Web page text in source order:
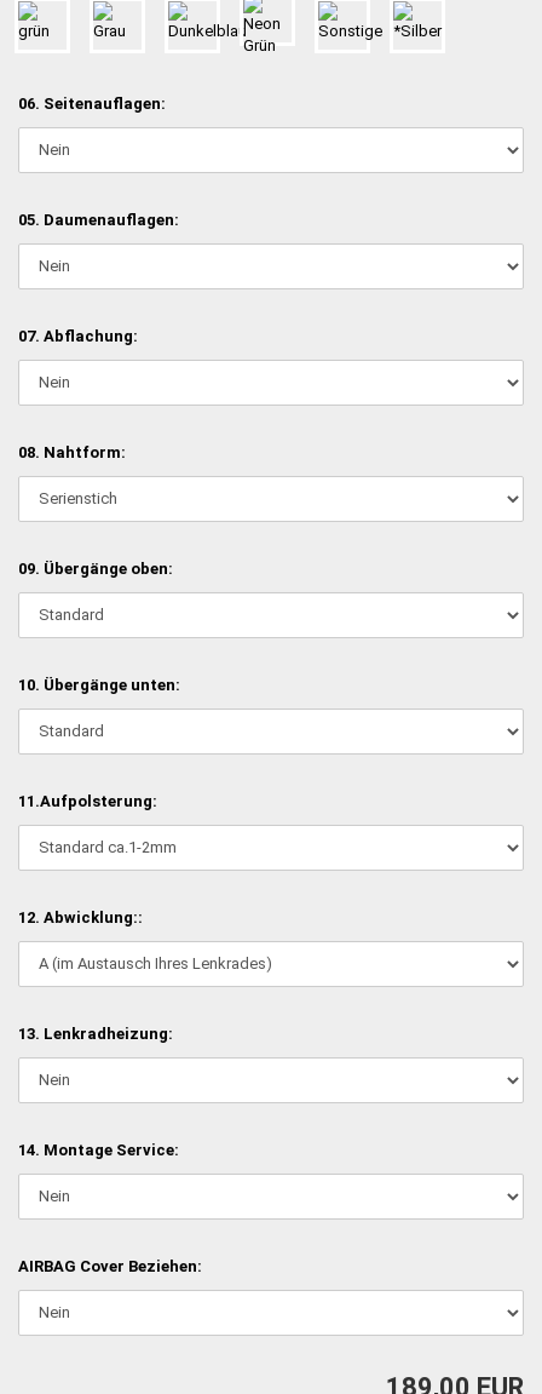
06. Seitenauflagen:
05. Daumenauflagen:
07. Abflachung:
08. Nahtform:
09. Übergänge oben:
10. Übergänge unten:
11.Aufpolsterung:
12. Abwicklung::
13. Lenkradheizung:
14. Montage Service:
AIRBAG Cover Beziehen:
189,00 EUR